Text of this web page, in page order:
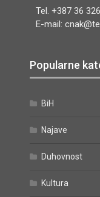
Tel. +387 36
E-mail:
Popularne
BiH
Najave
Duhovnost
Kultura